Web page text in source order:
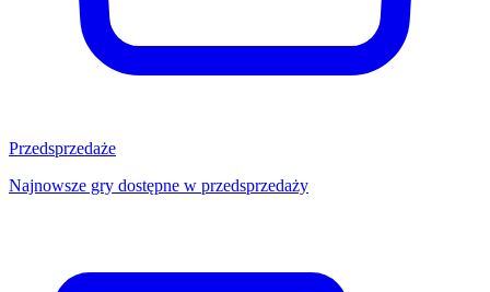
Przedsprzedaże
Najnowsze gry dostępne w przedsprzedaży